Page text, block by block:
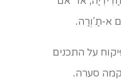
תַ'וְרַה.
על התכנים
סערה.